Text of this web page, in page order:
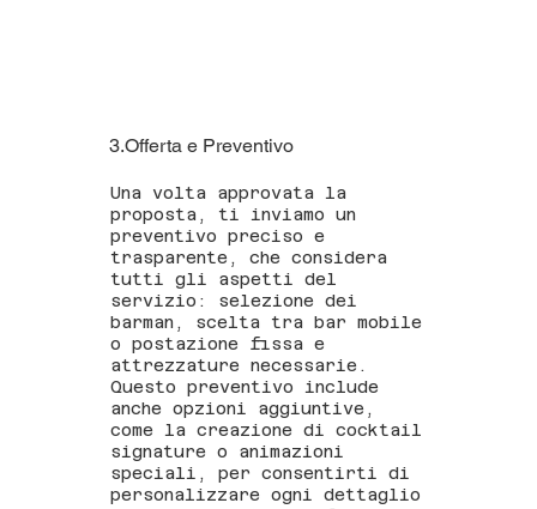
3.Offerta e Preventivo
Una volta approvata la
proposta, ti inviamo un
preventivo preciso e
trasparente, che considera
tutti gli aspetti del
servizio: selezione dei
barman, scelta tra bar mobile
o postazione fissa e
attrezzature necessarie.
Questo preventivo include
anche opzioni aggiuntive,
come la creazione di cocktail
signature o animazioni
speciali, per consentirti di
personalizzare ogni dettaglio